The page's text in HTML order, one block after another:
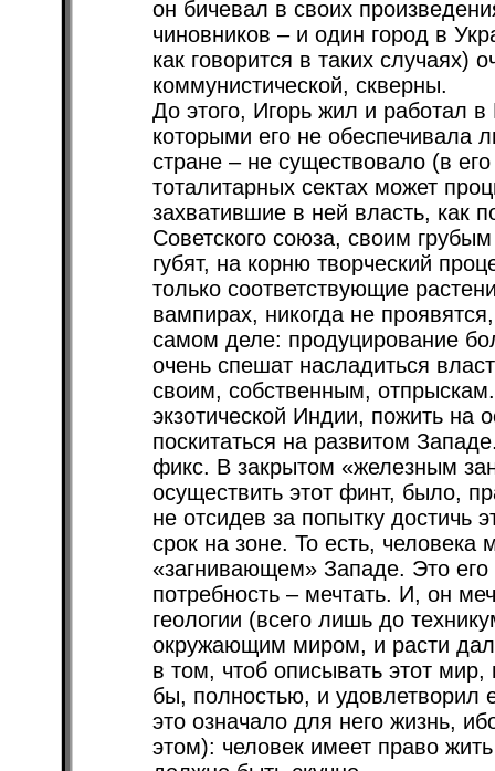
он бичевал в своих
чиновников – и один город в
как говорится в таких случаях)
коммунистической, скверны.
До этого, Игорь жил и работал
которыми его не обеспечивала
стране – не существовало (в
тоталитарных сектах может
захватившие в ней власть, как
Советского союза, своим
губят, на корню творческий
только соответствующие
вампирах, никогда не
самом деле: продуцирование
очень спешат насладиться
своим, собственным,
экзотической Индии, пожить на
поскитаться на развитом
фикс. В закрытом «железным
осуществить этот финт, было,
не отсидев за попытку
срок на зоне. То есть, человека
«загнивающем» Западе. Это
потребность – мечтать. И, он
геологии (всего лишь до
окружающим миром, и расти
в том, чтоб описывать этот
бы, полностью, и удовлетворил
это означало для него жизнь,
этом): человек имеет право